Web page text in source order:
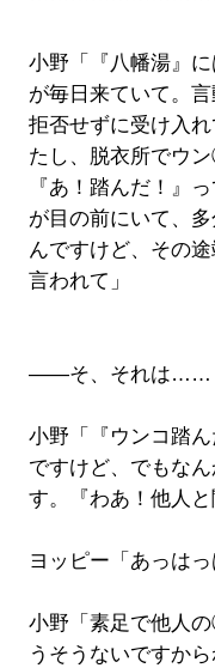
小野「『八幡湯』
が毎日来ていて。
拒否せずに受け入
たし、脱衣所でウ
『あ！踏んだ！』
が目の前にいて、
んですけど、その
言われて」
――そ、それは……
小野「『ウンコ踏
ですけど、でもな
す。『わあ！他人と
ヨッピー「あっはっ
小野「素足で他人
うそうないですか